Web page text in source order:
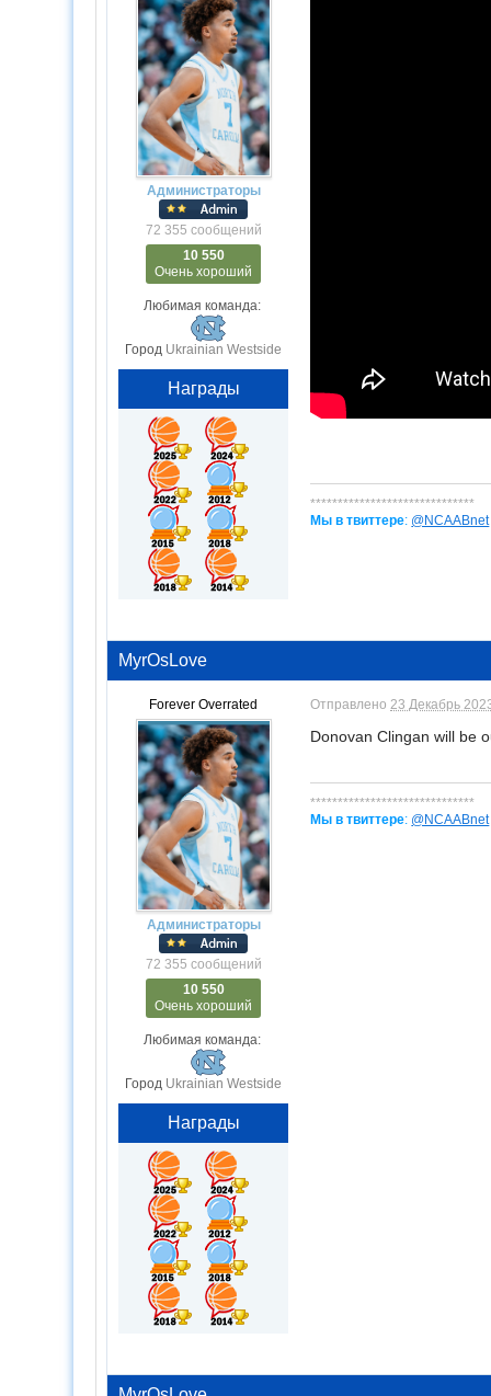
Администраторы
72 355 сообщений
10 550
Очень хороший
Любимая команда:
Город Ukrainian Westside
Награды
******************************
Мы в твиттере: @NCAABnet
MyrOsLove
Forever Overrated
Администраторы
72 355 сообщений
10 550
Очень хороший
Любимая команда:
Город Ukrainian Westside
Награды
Отправлено23 Декабрь
Donovan Clingan will be
******************************
Мы в твиттере: @NCAABnet